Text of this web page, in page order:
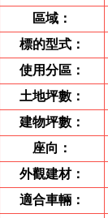
區域：
標的型式：
使用分區：
土地坪數：
建物坪數：
座向：
外觀建材：
適合車輛：